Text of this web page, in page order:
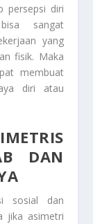
persepsi diri
sangat
yang
fisik. Maka
membuat
diri atau
DAN
sosial dan
jika asimetri